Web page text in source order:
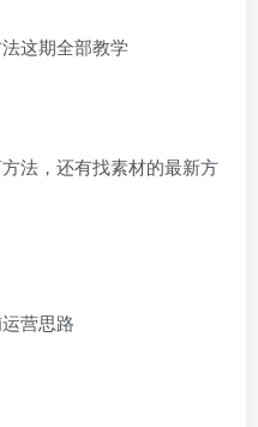
这期全部教学
法，还有找素材的最新方
营思路